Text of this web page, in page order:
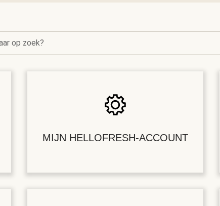
op zoek?
MIJN HELLOFRESH-ACCOUNT